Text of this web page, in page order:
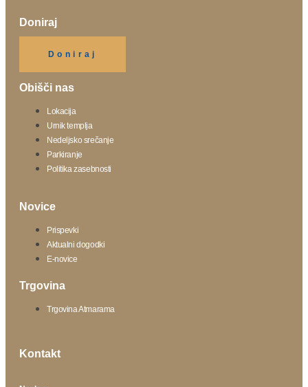
Doniraj
Doniraj
Obišči nas
Lokacija
Urnik templja
Nedeljsko srečanje
Parkiranje
Politika zasebnosti
Novice
Prispevki
Aktualni dogodki
E-novice
Trgovina
Trgovina Atmarama
Kontakt